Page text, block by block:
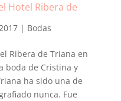
Hotel Ribera de
| Bodas
Ribera de Triana en
boda de Cristina y
ha sido una de
nunca. Fue